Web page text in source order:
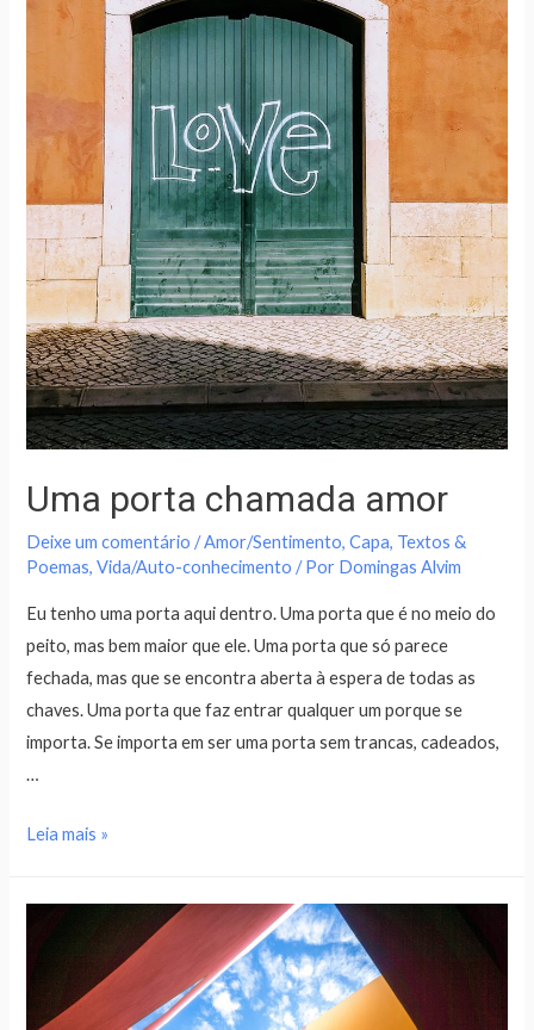
Uma porta chamada amor
Deixe um comentário /Amor/Sentimento,Capa, Textos &
Poemas,Vida/Auto-conhecimento / Por Domingas Alvim
Eu tenho uma porta aqui dentro. Uma porta que é no meio do
peito, mas bem maior que ele. Uma porta que só parece
fechada, mas que se encontra aberta à espera de todas as
chaves. Uma porta que faz entrar qualquer um porque se
importa. Se importa em ser uma porta sem trancas, cadeados,
…
Leia mais »